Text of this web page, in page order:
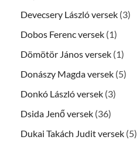
Devecsery László versek (3)
Dobos Ferenc versek (1)
Dömötör János versek (1)
Donászy Magda versek (5)
Donkó László versek (3)
Dsida Jenő versek (36)
Dukai Takách Judit versek (5)